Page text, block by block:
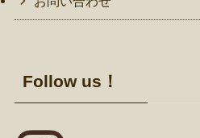
Follow us！